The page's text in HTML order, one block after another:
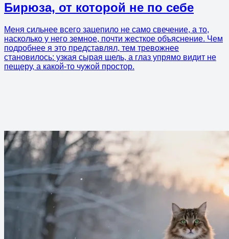
Бирюза, от которой не по себе
Меня сильнее всего зацепило не само свечение, а то,
насколько у него земное, почти жесткое объяснение. Чем
подробнее я это представлял, тем тревожнее
становилось: узкая сырая щель, а глаз упрямо видит не
пещеру, а какой-то чужой простор.